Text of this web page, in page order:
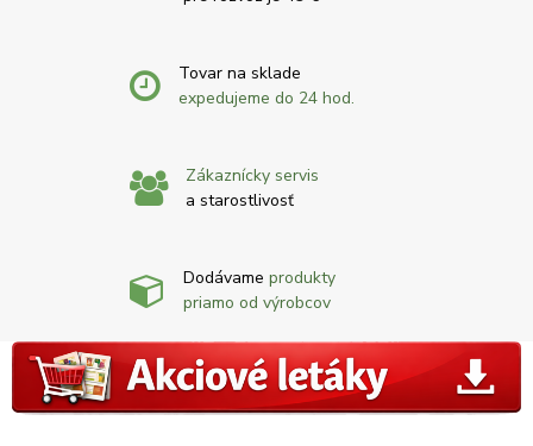
Tovar na sklade
expedujeme do 24 hod.
Zákaznícky servis
a starostlivosť
Dodávame produkty
priamo od výrobcov